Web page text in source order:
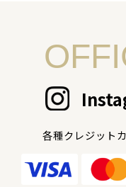
各種クレジット